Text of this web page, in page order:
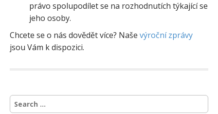
právo spolupodílet se na rozhodnutích týkající se
jeho osoby.
Chcete se o nás dovědět více? Naše výroční zprávy
jsou Vám k dispozici.
S
e